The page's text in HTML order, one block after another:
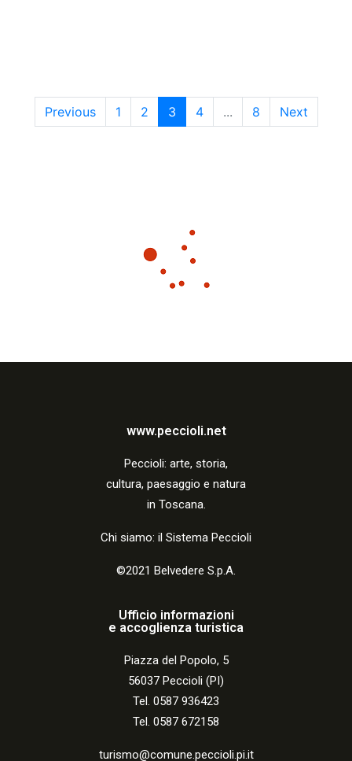
Previous 1 2 3 4 ... 8 Next
www.peccioli.net
Peccioli: arte, storia,
cultura, paesaggio e natura
in Toscana.
Chi siamo: il Sistema Peccioli
©2021 Belvedere S.p.A.
Ufficio informazioni
e accoglienza turistica
Piazza del Popolo, 5
56037 Peccioli (PI)
Tel. 0587 936423
Tel. 0587 672158
turismo@comune.peccioli.pi.it